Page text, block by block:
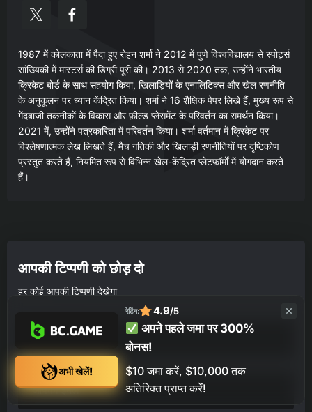
1987 में कोलकाता में पैदा हुए रोहन शर्मा ने 2012 में पुणे विश्वविद्यालय से स्पोर्ट्स
सांख्यिकी में मास्टर्स की डिग्री पूरी की। 2013 से 2020 तक, उन्होंने भारतीय
क्रिकेट बोर्ड के साथ सहयोग किया, खिलाड़ियों के एनालिटिक्स और खेल रणनीति
के अनुकूलन पर ध्यान केंद्रित किया। शर्मा ने 16 शैक्षिक पेपर लिखे हैं, मुख्य रूप से
गेंदबाजी तकनीकों के विकास और फ़ील्ड प्लेसमेंट के परिवर्तन का समर्थन किया।
2021 में, उन्होंने पत्रकारिता में परिवर्तन किया। शर्मा वर्तमान में क्रिकेट पर
विश्लेषणात्मक लेख लिखते हैं, मैच गतिकी और खिलाड़ी रणनीतियों पर दृष्टिकोण
प्रस्तुत करते हैं, नियमित रूप से विभिन्न खेल-केंद्रित प्लेटफ़ॉर्मों में योगदान करते
हैं।
आपकी टिप्पणी को छोड़ दो
हर कोई आपकी टिप्पणी देखेगा
अभी खेलें!
रेटिंग: 4.9/5
अपने पहले जमा पर 300%
बोनस!
$10 जमा करें, $10,000 तक
अतिरिक्त प्राप्त करें!